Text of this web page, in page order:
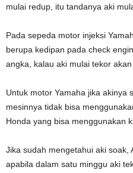
mulai redup, itu tandanya aki
Pada sepeda motor injeksi
berupa kedipan pada check
angka, kalau aki mulai tekor
Untuk motor Yamaha jika akinya
mesinnya tidak bisa
Honda yang bisa menggunakan
Jika sudah mengetahui aki soak,
apabila dalam satu minggu aki